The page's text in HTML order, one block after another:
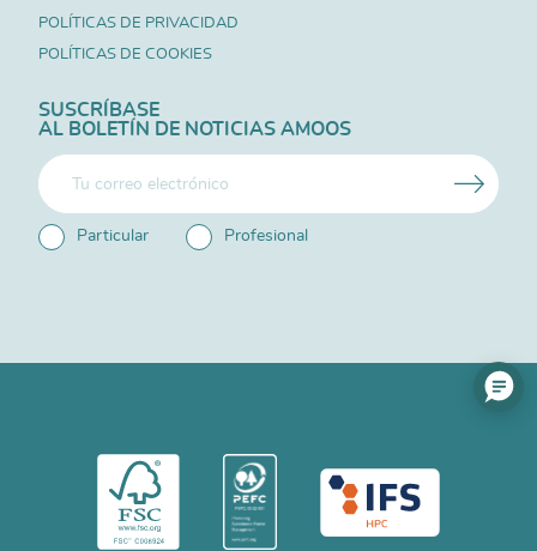
POLÍTICAS DE PRIVACIDAD
POLÍTICAS DE COOKIES
SUSCRÍBASE
AL BOLETÍN DE NOTICIAS AMOOS
Particular Profesional